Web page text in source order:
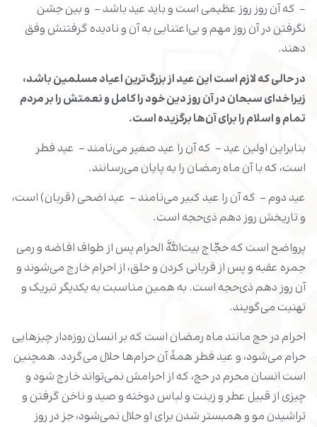
- که آن روز روز عظیمی است و باید عید باشد - و بین جشن
نگرفتن در آن روز مهم و بی‌اعتنایی به آن و نادیده گرفتنش وفق
دهند.
در حالی که لازم است این عید از بزرگ‌ترین اعیاد مسلمین باشد،
زیرا خدای سبحان در آن روز دین خود را کامل و نعمتش را بر مردم
تمام و اسلام را برای آن‌ها برگزیده است.
بنابراین اولین عید - که آن را عید صغیر می‌نامند - عید فطر
است، که با آن ماه رمضان را به پایان می‌رسانند.
عید دوم - که آن را عید کبیر می‌نامند - عید اضحی (قربان) است،
و تاریخش روز دهم ذی‌حجه است.
پرواضح است که حجّاج بیت‌اللَّه الحرام پس از طواف افاضه و رمی
جمره عقبه و پس از قربانی کردن و حلق، از احرام خارج می‌شوند و
آن روز دهم ذی‌حجه است. به همین مناسبت به یکدیگر تبریک و
تهنیت می‌گویند.
احرام در حج مانند ماه رمضان است که بر انسان روزه‌دار چیزهایی
حرام می‌شود، و عید فطر همۀ آن حرام‌ها حلال می‌گردد. همچنین
است انسان محرم در حج، که از احرامش نمی‌تواند خارج شود و
چیزی از قبیل عطر و زینت و لباس دوخته و صید و ناخن گرفتن و
تراشیدن مو و همبستر شدن برای او حلال نمی‌شود، جز در روز